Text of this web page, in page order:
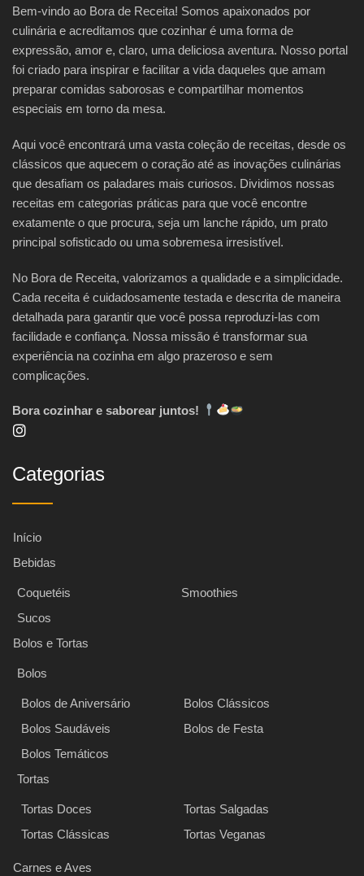
Bem-vindo ao Bora de Receita! Somos apaixonados por
culinária e acreditamos que cozinhar é uma forma de
expressão, amor e, claro, uma deliciosa aventura. Nosso portal
foi criado para inspirar e facilitar a vida daqueles que amam
preparar comidas saborosas e compartilhar momentos
especiais em torno da mesa.
Aqui você encontrará uma vasta coleção de receitas, desde os
clássicos que aquecem o coração até as inovações culinárias
que desafiam os paladares mais curiosos. Dividimos nossas
receitas em categorias práticas para que você encontre
exatamente o que procura, seja um lanche rápido, um prato
principal sofisticado ou uma sobremesa irresistível.
No Bora de Receita, valorizamos a qualidade e a simplicidade.
Cada receita é cuidadosamente testada e descrita de maneira
detalhada para garantir que você possa reproduzi-las com
facilidade e confiança. Nossa missão é transformar sua
experiência na cozinha em algo prazeroso e sem
complicações.
Bora cozinhar e saborear juntos!
Categorias
Início
Bebidas
Coquetéis
Smoothies
Sucos
Bolos e Tortas
Bolos
Bolos de Aniversário
Bolos Clássicos
Bolos Saudáveis
Bolos de Festa
Bolos Temáticos
Tortas
Tortas Doces
Tortas Salgadas
Tortas Clássicas
Tortas Veganas
Carnes e Aves